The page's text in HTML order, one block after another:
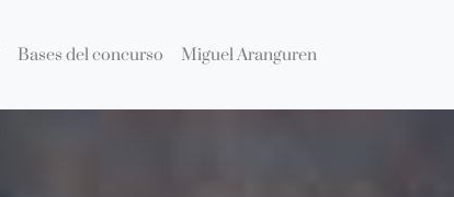
Bases del concurso Miguel Aranguren